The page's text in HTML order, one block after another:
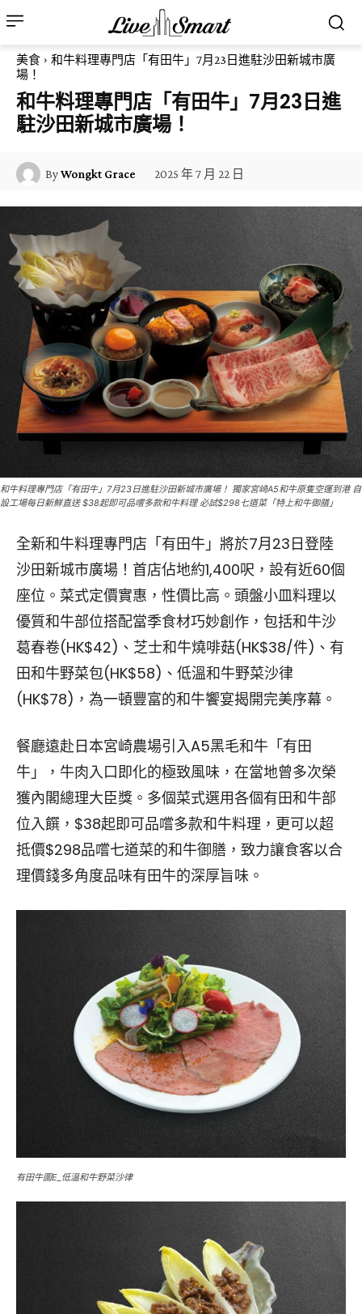
美食
和牛料理專門店「有田牛」7月23日進駐沙田新城市廣
場！
和牛料理專門店「有田牛」7月23日進
駐沙田新城市廣場！
ByWongkt Grace 2025 年 7 月 22 日
和牛料理專門店「有田牛」7月23日進駐沙田新城市廣場！ 獨家宮崎A5和牛原隻空運到港 自
設工場每日新鮮直送 $38起即可品嚐多款和牛料理 必試$298七道菜「特上和牛御膳」
全新和牛料理專門店「有田牛」將於7月23日登陸
沙田新城市廣場！首店佔地約1,400呎，設有近60個
座位。菜式定價實惠，性價比高。頭盤小皿料理以
優質和牛部位搭配當季食材巧妙創作，包括和牛沙
葛春卷(HK$42)、芝士和牛燒啡菇(HK$38/件)、有
田和牛野菜包(HK$58)、低溫和牛野菜沙律
(HK$78)，為一頓豐富的和牛饗宴揭開完美序幕。
餐廳遠赴日本宮崎農場引入A5黑毛和牛「有田
牛」，牛肉入口即化的極致風味，在當地曾多次榮
獲內閣總理大臣獎。多個菜式選用各個有田和牛部
位入饌，$38起即可品嚐多款和牛料理，更可以超
抵價$298品嚐七道菜的和牛御膳，致力讓食客以合
理價錢多角度品味有田牛的深厚旨味。
有田牛圖E_低溫和牛野菜沙律